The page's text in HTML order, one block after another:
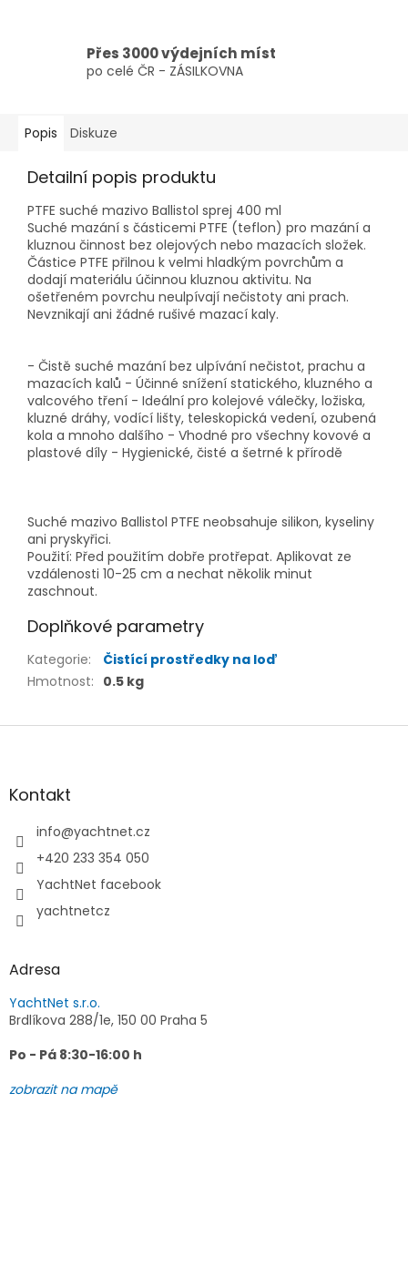
Přes 3000 výdejních míst
po celé ČR - ZÁSILKOVNA
Popis Diskuze
Detailní popis produktu
PTFE suché mazivo Ballistol sprej 400 ml
Suché mazání s částicemi PTFE (teflon) pro mazání a
kluznou činnost bez olejových nebo mazacích složek.
Částice PTFE přilnou k velmi hladkým povrchům a
dodají materiálu účinnou kluznou aktivitu. Na
ošetřeném povrchu neulpívají nečistoty ani prach.
Nevznikají ani žádné rušivé mazací kaly.
- Čistě suché mazání bez ulpívání nečistot, prachu a
mazacích kalů - Účinné snížení statického, kluzného a
valcového tření - Ideální pro kolejové válečky, ložiska,
kluzné dráhy, vodící lišty, teleskopická vedení, ozubená
kola a mnoho dalšího - Vhodné pro všechny kovové a
plastové díly - Hygienické, čisté a šetrné k přírodě
Suché mazivo Ballistol PTFE neobsahuje silikon, kyseliny
ani pryskyřici.
Použití: Před použitím dobře protřepat. Aplikovat ze
vzdálenosti 10-25 cm a nechat několik minut
zaschnout.
Doplňkové parametry
Kategorie:
Čistící prostředky na loď
Hmotnost: 0.5 kg
Z
aKontakt
info@yachtnet.cz
+420 233 354 050
YachtNet facebook
yachtnetcz
Adresa
YachtNet s.r.o.
Brdlíkova 288/1e, 150 00 Praha 5
Po - Pá 8:30-16:00 h
zobrazit na mapě